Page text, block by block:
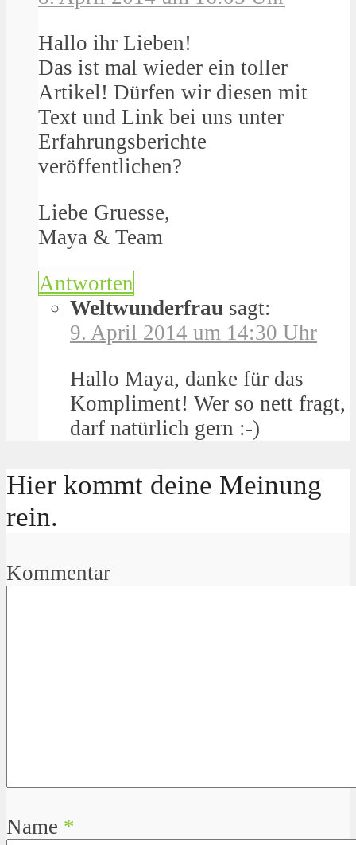
Hallo ihr Lieben!
Das ist mal wieder ein toller
Artikel! Dürfen wir diesen mit
Text und Link bei uns unter
Erfahrungsberichte
veröffentlichen?
Liebe Gruesse,
Maya & Team
Antworten
Weltwunderfrau sagt:
9. April 2014 um 14:30 Uhr
Hallo Maya, danke für das
Kompliment! Wer so nett fragt,
darf natürlich gern :-)
Hier kommt deine Meinung
rein.
Kommentar
Name *